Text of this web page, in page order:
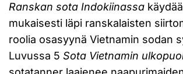
Ranskan sota Indokiinassa
mukaisesti läpi ranskalaisten
roolia osasyynä Vietnamin sodan
Luvussa 5 Sota Vietnamin